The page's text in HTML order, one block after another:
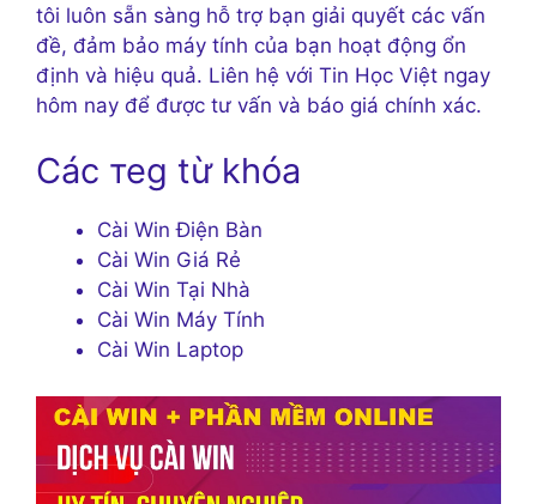
tôi luôn sẵn sàng hỗ trợ bạn giải quyết các vấn
đề, đảm bảo máy tính của bạn hoạt động ổn
định và hiệu quả. Liên hệ với Tin Học Việt ngay
hôm nay để được tư vấn và báo giá chính xác.
Các теg từ khóa
Cài Win Điện Bàn
Cài Win Giá Rẻ
Cài Win Tại Nhà
Cài Win Máy Tính
Cài Win Laptop